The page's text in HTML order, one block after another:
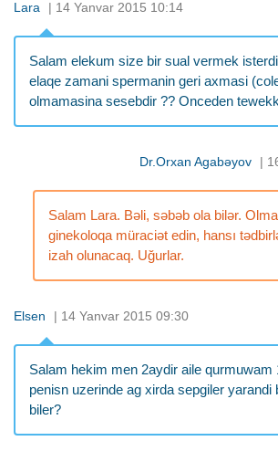
Lara | 14 Yanvar 2015 10:14
Salam elekum size bir sual vermek
elaqe zamani spermanin geri axmasi
olmamasina sesebdir ?? Onceden
Dr.Orxan Agabəyov |
Salam Lara. Bəli, səbəb ola bilər.
ginekoloqa müraciət edin, hansı
izah olunacaq. Uğurlar.
Elsen | 14 Yanvar 2015 09:30
Salam hekim men 2aydir aile qurmuwam
penisn uzerinde ag xirda sepgiler yarandi
biler?